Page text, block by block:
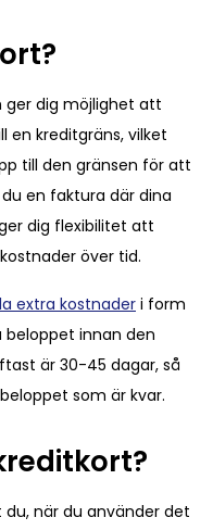
ger dig möjlighet att
en kreditgräns, vilket
till den gränsen för att
en faktura där dina
dig flexibilitet att
över tid.
extra kostnader i form
innan den
är 30-45 dagar, så
som är kvar.
när du använder det